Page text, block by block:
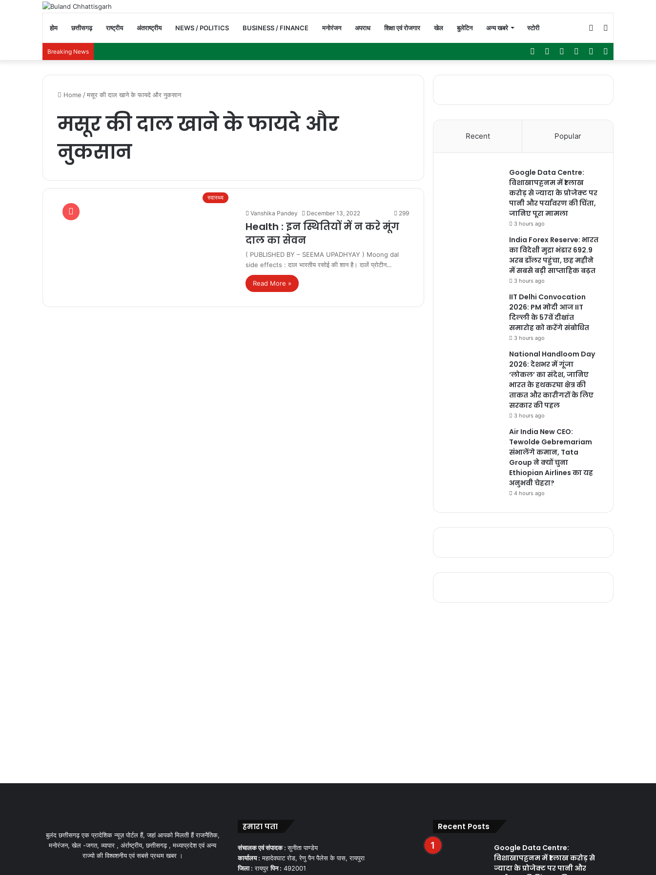
होम छत्तीसगढ़ राष्ट्रीय अंतराष्ट्रीय NEWS / POLITICS BUSINESS / FINANCE मनोरंजन अपराध शिक्षा एवं रोजगार खेल बुलेटिन अन्य खबरे स्टोरी Switch
skin
Breaking News WhatsApp
Instagram
YouTube
Twitter
Facebook
Home /मसूर की दाल खाने के फायदे और नुकसान
मसूर की दाल खाने के फायदे और
नुकसान
स्वास्थ्य
Vanshika Pandey December 13, 2022 299
Health : इन स्थितियों में न करे मूंग
दाल का सेवन
( PUBLISHED BY – SEEMA UPADHYAY ) Moong dal
side effects : दाल भारतीय रसोई की शान है। दालें प्रोटीन…
Read More »
Recent Popular
Google Data Centre:
विशाखापट्टनम में ₹1 लाख
करोड़ से ज्यादा के प्रोजेक्ट पर
पानी और पर्यावरण की चिंता,
जानिए पूरा मामला
3 hours ago
India Forex Reserve: भारत
का विदेशी मुद्रा भंडार 692.9
अरब डॉलर पहुंचा, छह महीने
में सबसे बड़ी साप्ताहिक बढ़त
3 hours ago
IIT Delhi Convocation
2026: PM मोदी आज IIT
दिल्ली के 57वें दीक्षांत
समारोह को करेंगे संबोधित
3 hours ago
National Handloom Day
2026: देशभर में गूंजा
‘लोकल’ का संदेश, जानिए
भारत के हथकरघा क्षेत्र की
ताकत और कारीगरों के लिए
सरकार की पहल
3 hours ago
Air India New CEO:
Tewolde Gebremariam
संभालेंगे कमान, Tata
Group ने क्यों चुना
Ethiopian Airlines का यह
अनुभवी चेहरा?
4 hours ago
बुलंद छत्तीसगढ़ एक प्रादेशिक न्यूज़ पोर्टल हैं, जहां आपको मिलती हैं राजनैतिक,
मनोरंजन, खेल -जगत, व्यापार , अंर्राष्ट्रीय, छत्तीसगढ़ , मध्याप्रदेश एवं अन्य
राज्यो की विश्वशनीय एवं सबसे प्रथम खबर ।
हमारा पता
संचालक एवं संपादक :सुनीता पाण्डेय
कार्यालय : महादेवघाट रोड, रेणु पैन पैलेस के पास, रायपुरा
जिला : रायपुरपिन : 492001
Recent Posts
Google Data Centre:
विशाखापट्टनम में ₹1 लाख करोड़ से
ज्यादा के प्रोजेक्ट पर पानी और